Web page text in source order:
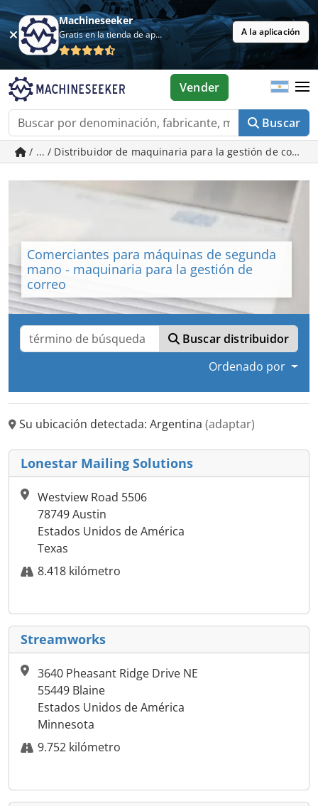
Machineseeker
Gratis en la tienda de aplicaciones A la aplicación
Buscar
Vender
/ ... / Distribuidor de maquinaria para la gestión de
Comerciantes para máquinas de segunda
mano - maquinaria para la gestión de
correo
Buscar distribuidor
Ordenado por
Su ubicación detectada: Argentina (adaptar)
Lonestar Mailing Solutions
Westview Road 5506
78749 Austin
Estados Unidos de América
Texas
8.418 kilómetro
Streamworks
3640 Pheasant Ridge Drive NE
55449 Blaine
Estados Unidos de América
Minnesota
9.752 kilómetro